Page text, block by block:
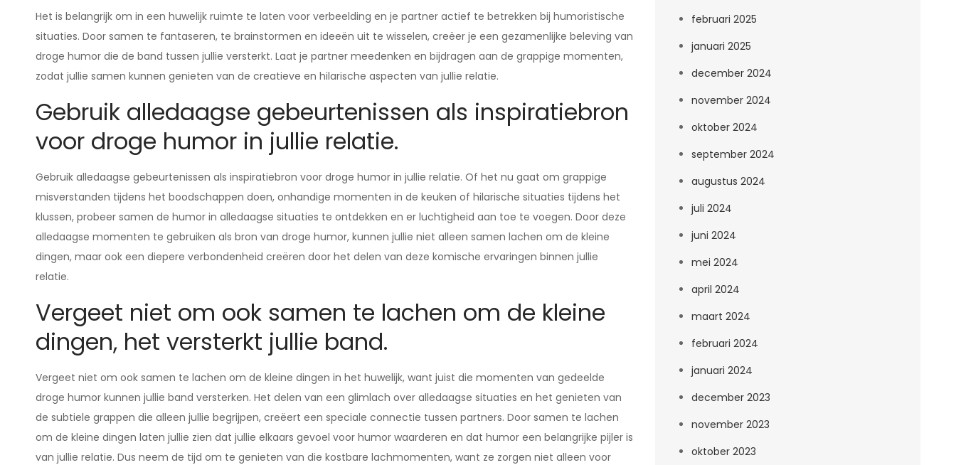
Het is belangrijk om in een huwelijk ruimte te laten voor verbeelding en je partner actief te betrekken bij humoristische
situaties. Door samen te fantaseren, te brainstormen en ideeën uit te wisselen, creëer je een gezamenlijke beleving van
droge humor die de band tussen jullie versterkt. Laat je partner meedenken en bijdragen aan de grappige momenten,
zodat jullie samen kunnen genieten van de creatieve en hilarische aspecten van jullie relatie.
Gebruik alledaagse gebeurtenissen als inspiratiebron
voor droge humor in jullie relatie.
Gebruik alledaagse gebeurtenissen als inspiratiebron voor droge humor in jullie relatie. Of het nu gaat om grappige
misverstanden tijdens het boodschappen doen, onhandige momenten in de keuken of hilarische situaties tijdens het
klussen, probeer samen de humor in alledaagse situaties te ontdekken en er luchtigheid aan toe te voegen. Door deze
alledaagse momenten te gebruiken als bron van droge humor, kunnen jullie niet alleen samen lachen om de kleine
dingen, maar ook een diepere verbondenheid creëren door het delen van deze komische ervaringen binnen jullie
relatie.
Vergeet niet om ook samen te lachen om de kleine
dingen, het versterkt jullie band.
Vergeet niet om ook samen te lachen om de kleine dingen in het huwelijk, want juist die momenten van gedeelde
droge humor kunnen jullie band versterken. Het delen van een glimlach over alledaagse situaties en het genieten van
de subtiele grappen die alleen jullie begrijpen, creëert een speciale connectie tussen partners. Door samen te lachen
om de kleine dingen laten jullie zien dat jullie elkaars gevoel voor humor waarderen en dat humor een belangrijke pijler is
van jullie relatie. Dus neem de tijd om te genieten van die kostbare lachmomenten, want ze zorgen niet alleen voor
februari 2025
januari 2025
december 2024
november 2024
oktober 2024
september 2024
augustus 2024
juli 2024
juni 2024
mei 2024
april 2024
maart 2024
februari 2024
januari 2024
december 2023
november 2023
oktober 2023